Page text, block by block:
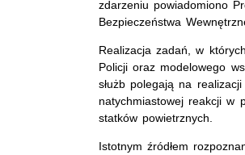
zdarzeniu powiadomiono
Bezpieczeństwa
Realizacja zadań, w
Policji oraz modelowego
służb polegają na
natychmiastowej reakcji w
statków powietrznych.
Istotnym źródłem